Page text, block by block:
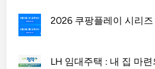
2026 쿠팡플레이 시리즈
LH 임대주택 : 내 집 마